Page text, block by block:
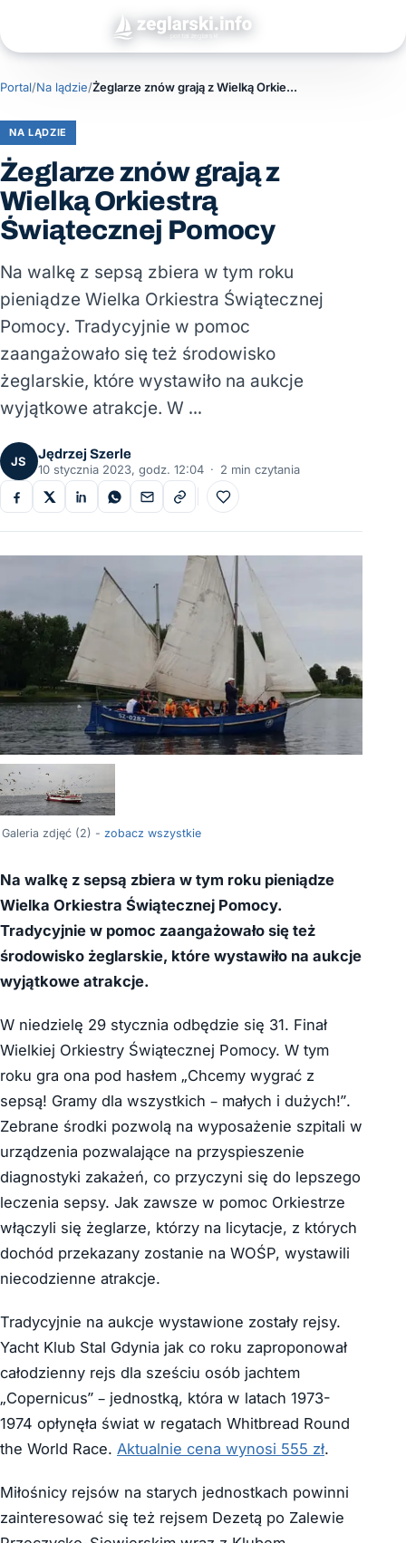
Portal/Na lądzie/ Żeglarze znów grają z Wielką Orkiestrą Świątecznej Pomocy
NA LĄDZIE
Żeglarze znów grają z
Wielką Orkiestrą
Świątecznej Pomocy
Na walkę z sepsą zbiera w tym roku
pieniądze Wielka Orkiestra Świątecznej
Pomocy. Tradycyjnie w pomoc
zaangażowało się też środowisko
żeglarskie, które wystawiło na aukcje
wyjątkowe atrakcje. W …
JS
Jędrzej Szerle
10 stycznia 2023, godz. 12:04 · 2 min czytania
Do ulubionych
Galeria zdjęć (2) - zobacz wszystkie
Na walkę z sepsą zbiera w tym roku pieniądze
Wielka Orkiestra Świątecznej Pomocy.
Tradycyjnie w pomoc zaangażowało się też
środowisko żeglarskie, które wystawiło na aukcje
wyjątkowe atrakcje.
W niedzielę 29 stycznia odbędzie się 31. Finał
Wielkiej Orkiestry Świątecznej Pomocy. W tym
roku gra ona pod hasłem „Chcemy wygrać z
sepsą! Gramy dla wszystkich – małych i dużych!”.
Zebrane środki pozwolą na wyposażenie szpitali w
urządzenia pozwalające na przyspieszenie
diagnostyki zakażeń, co przyczyni się do lepszego
leczenia sepsy. Jak zawsze w pomoc Orkiestrze
włączyli się żeglarze, którzy na licytacje, z których
dochód przekazany zostanie na WOŚP, wystawili
niecodzienne atrakcje.
Tradycyjnie na aukcje wystawione zostały rejsy.
Yacht Klub Stal Gdynia jak co roku zaproponował
całodzienny rejs dla sześciu osób jachtem
„Copernicus” – jednostką, która w latach 1973-
1974 opłynęła świat w regatach Whitbread Round
the World Race. Aktualnie cena wynosi 555 zł.
Miłośnicy rejsów na starych jednostkach powinni
zainteresować się też rejsem Dezetą po Zalewie